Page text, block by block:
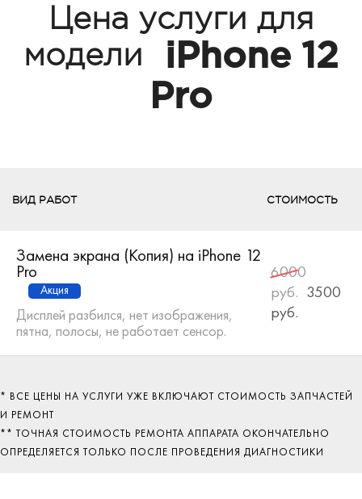
Цена услуги для
модели
iPhone 12
Pro
ВИД РАБОТ СТОИМОСТЬ
Замена экрана (Копия) на iPhone 12
Pro
Акция
Дисплей разбился, нет изображения,
пятна, полосы, не работает сенсор.
6000
руб. 3500
руб.
* ВСЕ ЦЕНЫ НА УСЛУГИ УЖЕ ВКЛЮЧАЮТ СТОИМОСТЬ ЗАПЧАСТЕЙ
И РЕМОНТ
** ТОЧНАЯ СТОИМОСТЬ РЕМОНТА АППАРАТА ОКОНЧАТЕЛЬНО
ОПРЕДЕЛЯЕТСЯ ТОЛЬКО ПОСЛЕ ПРОВЕДЕНИЯ ДИАГНОСТИКИ